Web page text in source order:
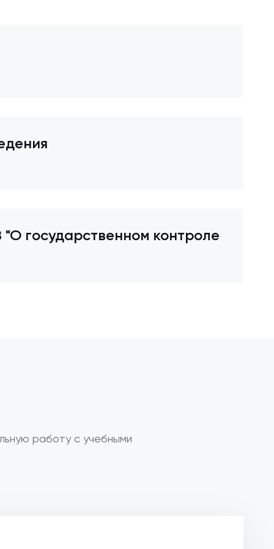
государственном контроле
работу с учебными